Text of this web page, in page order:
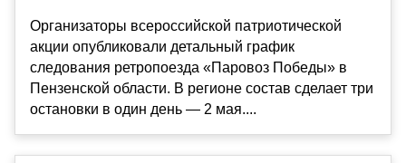
Организаторы всероссийской патриотической
акции опубликовали детальный график
следования ретропоезда «Паровоз Победы» в
Пензенской области. В регионе состав сделает три
остановки в один день — 2 мая....